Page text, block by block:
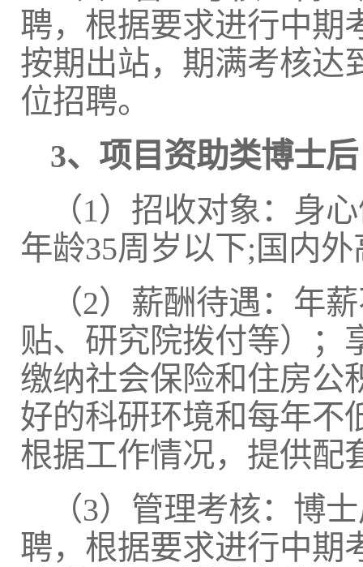
聘，根据要求进行中期
按期出站，期满考核达
位招聘。
3、项目资助类博士后
（1）招收对象：身
年龄35周岁以下;国内
（2）薪酬待遇：年
贴、研究院拨付等）；
缴纳社会保险和住房公
好的科研环境和每年不
根据工作情况，提供配
（3）管理考核：博
聘，根据要求进行中期